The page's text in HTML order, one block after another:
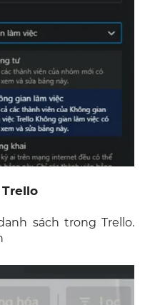
sách trong Trello.